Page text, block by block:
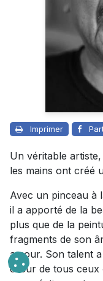
Imprimer
Un véritable
les mains ont créé
Avec un pinceau à
il a apporté de la
plus que de la
fragments de son
amour. Son talent
cœur de tous ceux